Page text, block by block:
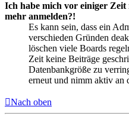
Ich habe mich vor einiger
mehr anmelden?!
Es kann sein, dass ein
verschieden Gründen
löschen viele Boards
Zeit keine Beiträge
Datenbankgröße zu
erneut und nimm aktiv an
Nach oben